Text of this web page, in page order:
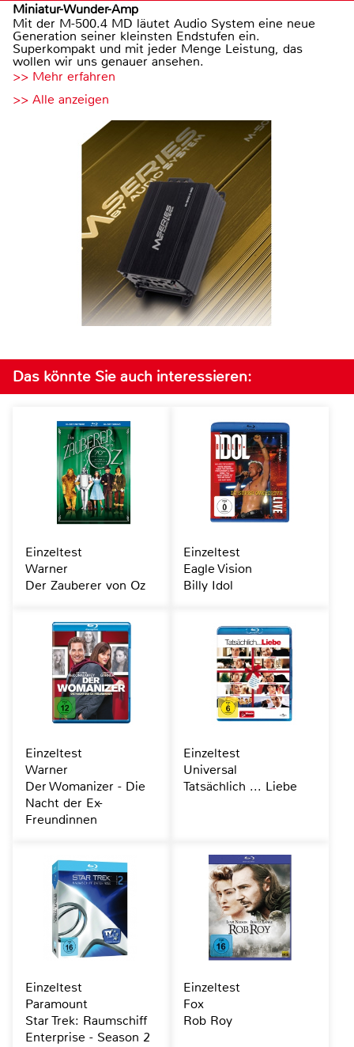
Miniatur-Wunder-Amp
Mit der M-500.4 MD läutet Audio System eine neue
Generation seiner kleinsten Endstufen ein.
Superkompakt und mit jeder Menge Leistung, das
wollen wir uns genauer ansehen.
>> Mehr erfahren
>> Alle anzeigen
Das könnte Sie auch interessieren:
Einzeltest
Warner
Der Zauberer von Oz
Einzeltest
Eagle Vision
Billy Idol
Einzeltest
Warner
Der Womanizer - Die
Nacht der Ex-
Freundinnen
Einzeltest
Universal
Tatsächlich ... Liebe
Einzeltest
Paramount
Star Trek: Raumschiff
Enterprise - Season 2
Einzeltest
Fox
Rob Roy